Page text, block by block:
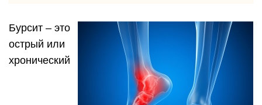
Бурсит – это
острый или
хронический